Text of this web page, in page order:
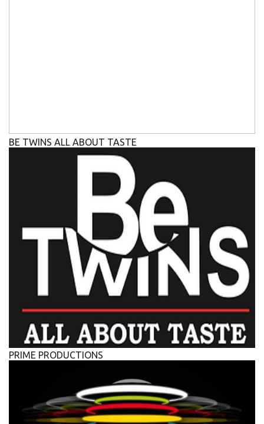
BE TWINS ALL ABOUT TASTE
PRIME PRODUCTIONS